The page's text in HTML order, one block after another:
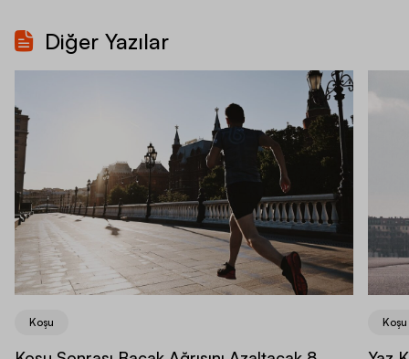
Diğer Yazılar
Koşu Koşu